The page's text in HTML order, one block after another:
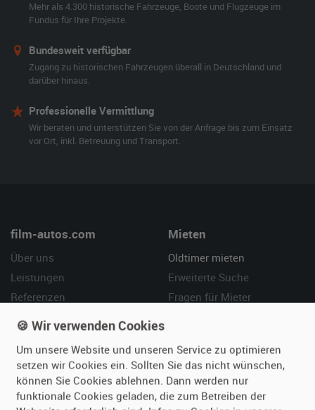
Mehr als 4.300 historische Fahrzeuge, Boote und Flugzeuge im
Fundus für Ihre Projekte.
Bundesweit verfügbar
Zugang zu historischen Fahrzeugen überall in Deutschland und
darüber hinaus.
Professionelle Vermittlung
Wir beraten und unterstützen Sie von der Anfrage bis zum Einsatz
vor Ort, inkl. Betreuung und Transport.
film-autos.com
Über uns
Leistungen
Referenzen
Kundenmeinungen
Mieten
Oldtimer mieten
Erweiterte Suche
Fragen für Mieter
Vermieten
Oldtimer anmelden
Fotos senden
Hilfe
Häufige Fragen (FAQ)
So funktioniert's
🍪 Wir verwenden Cookies
Um unsere Website und unseren Service zu optimieren
setzen wir Cookies ein. Sollten Sie das nicht wünschen,
können Sie Cookies ablehnen. Dann werden nur
funktionale Cookies geladen, die zum Betreiben der